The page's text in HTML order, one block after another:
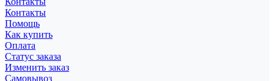
Контакты
Помощь
Как купить
Оплата
Статус заказа
Изменить заказ
Самовывоз